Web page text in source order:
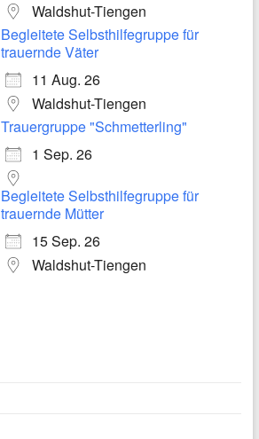
Waldshut-Tiengen
Begleitete Selbsthilfegruppe für
trauernde Väter
11 Aug. 26
Waldshut-Tiengen
Trauergruppe "Schmetterling"
1 Sep. 26
Begleitete Selbsthilfegruppe für
trauernde Mütter
15 Sep. 26
Waldshut-Tiengen